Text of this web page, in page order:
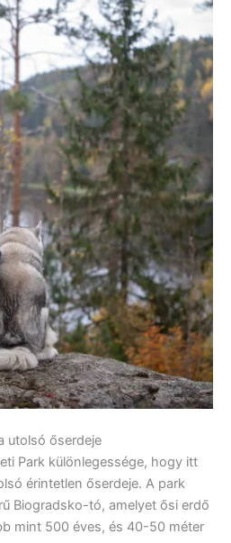
utolsó őserdeje
Park különlegessége, hogy itt
érintetlen őserdeje. A park
Biogradsko-tó, amelyet ősi erdő
mint 500 éves, és 40-50 méter